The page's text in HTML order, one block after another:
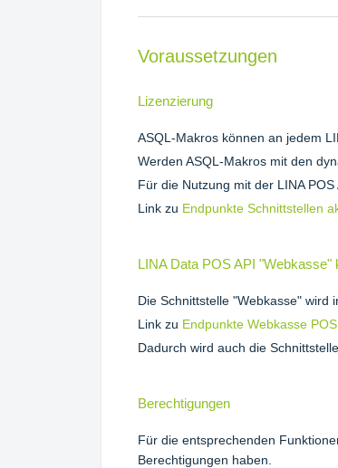
Voraussetzungen
Lizenzierung
ASQL-Makros können an jedem
Werden ASQL-Makros mit den
Für die Nutzung mit der LINA
Link zu Endpunkte Schnittstellen
LINA Data POS API "Webkasse"
Die Schnittstelle "Webkasse" wird
Link zu Endpunkte Webkasse
Dadurch wird auch die
Berechtigungen
Für die entsprechenden
Berechtigungen haben.